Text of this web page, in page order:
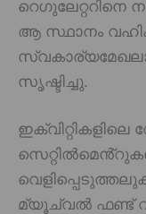
ആ സ്ഥാനം
സൃഷ്ടിച്ചു.
ഇക്വിറ്റികളിലെ
മ്യൂച്വൽ ഫണ്ട്